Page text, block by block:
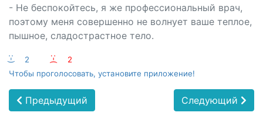
- Не беспокойтесь, я же профессиональный врач,
поэтому меня совершенно не волнует ваше теплое,
пышное, сладострастное тело.
:-) 2 :-(
2
Чтобы проголосовать, установите приложение!
Предыдущий Следующий